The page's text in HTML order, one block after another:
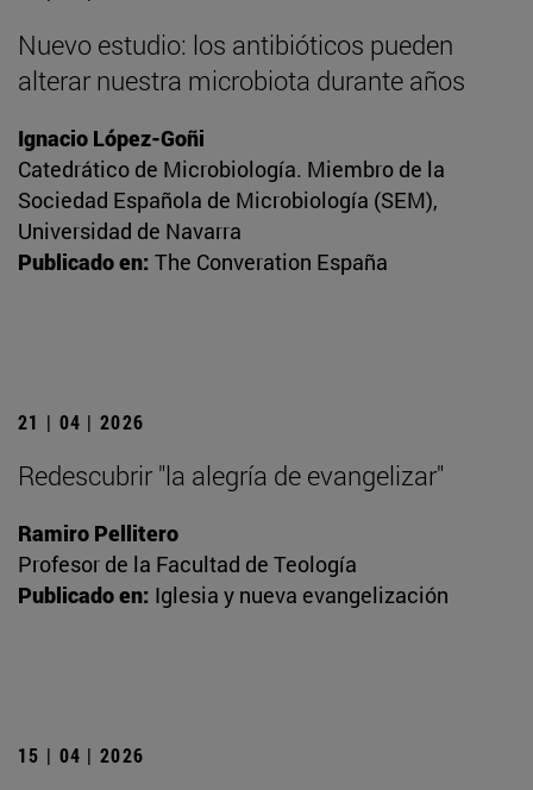
Nuevo estudio: los antibióticos pueden
alterar nuestra microbiota durante años
Ignacio López-Goñi
Catedrático de Microbiología. Miembro de la
Sociedad Española de Microbiología (SEM),
Universidad de Navarra
Publicado en: The Converation España
21 | 04 | 2026
Redescubrir "la alegría de evangelizar"
Ramiro Pellitero
Profesor de la Facultad de Teología
Publicado en: Iglesia y nueva evangelización
15 | 04 | 2026